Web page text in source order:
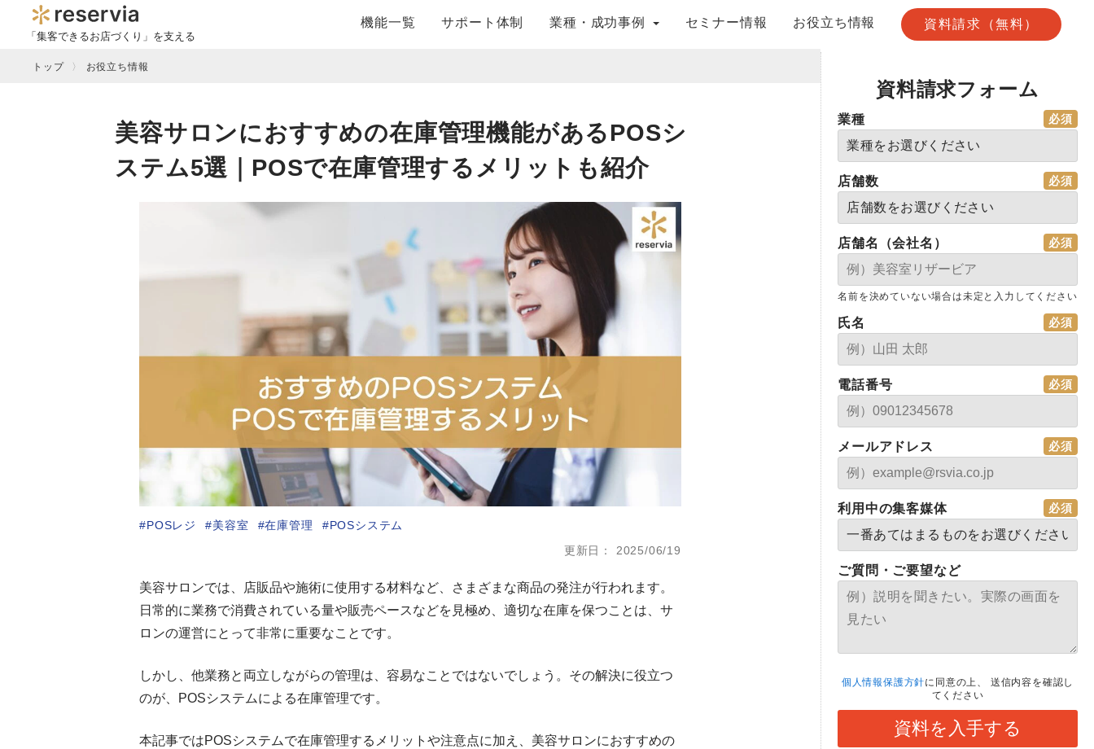
「集客できるお店づくり」を支える
機能一覧 サポート体制 業種・成功事例 セミナー情報 お役立ち情報 資料請求（無料）
トップ お役立ち情報
美容サロンにおすすめの在庫管理機能があるPOSシ
ステム5選｜POSで在庫管理するメリットも紹介
POSレジ 美容室 在庫管理
POSシステム
更新日
2025/06/19
美容サロンでは、店販品や施術に使用する材料など、さまざまな商品の発注が行われます。
日常的に業務で消費されている量や販売ペースなどを見極め、適切な在庫を保つことは、サ
ロンの運営にとって非常に重要なことです。
しかし、他業務と両立しながらの管理は、容易なことではないでしょう。その解決に役立つ
のが、POSシステムによる在庫管理です。
本記事ではPOSシステムで在庫管理するメリットや注意点に加え、美容サロンにおすすめの
資料請求フォーム
業種
店舗数
店舗名（会社名）
名前を決めていない場合は未定と入力してください
氏名
電話番号
メールアドレス
利用中の集客媒体
ご質問・ご要望など
個人情報保護方針に同意の上、
送信内容を確認し
てください
資料を入手する